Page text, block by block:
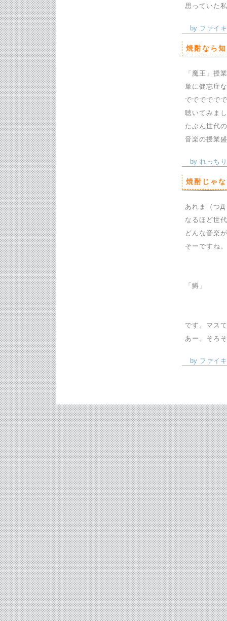
思っていた
by ファイキ
焼酎なら
「魔王」授
単に健忘症
ででででで
聴いてみま
たぶん世代
音楽の授業
by れっち
焼酎じゃ
あれま（つД
なるほど世
どんな音楽
そーですね
「鱒」
です。マス
あー。そろ
by ファイキ